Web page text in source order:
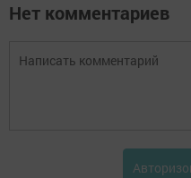
Нет комментариев